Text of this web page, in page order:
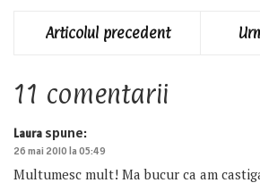
Articolul precedent
11 comentarii
Laura spune:
26 mai 2010 la 05:49
Multumesc mult! Ma bucur ca am